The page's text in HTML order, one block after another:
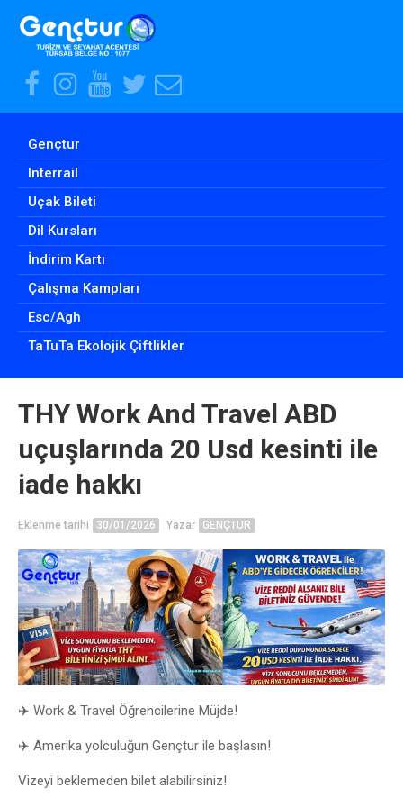
Facebook
Hesabımız
Instagram
Hesabımız
Youtube
Hesabımız
Twitter
Hesabımız
E-
Posta
Gençtur
Interrail
Uçak Bileti
Dil Kursları
İndirim Kartı
Çalışma Kampları
Esc/Agh
TaTuTa Ekolojik Çiftlikler
THY Work And Travel ABD
uçuşlarında 20 Usd kesinti ile
iade hakkı
Eklenme tarihi 30/01/2026 Yazar GENÇTUR
✈️ Work & Travel Öğrencilerine Müjde!
✈️ Amerika yolculuğun Gençtur ile başlasın!
Vizeyi beklemeden bilet alabilirsiniz!